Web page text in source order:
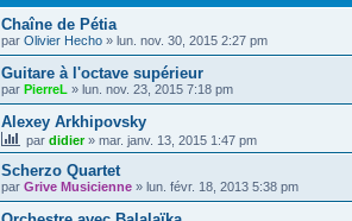
Chaîne de Pétia
par Olivier Hecho » lun. nov. 30, 2015 2:27 pm
Guitare à l'octave supérieur
par PierreL » lun. nov. 23, 2015 7:18 pm
Alexey Arkhipovsky
par didier» mar. janv. 13, 2015 1:47 pm
Scherzo Quartet
par Grive Musicienne » lun. févr. 18, 2013 5:38 pm